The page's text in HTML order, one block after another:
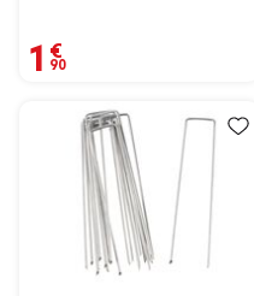
1,90 €